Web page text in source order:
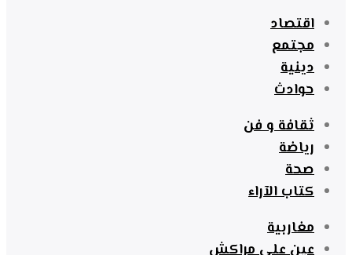
اقتصاد
مجتمع
دينية
حوادث
ثقافة و فن
رياضة
صحة
كتاب الآراء
مغاربية
عين على مراكش